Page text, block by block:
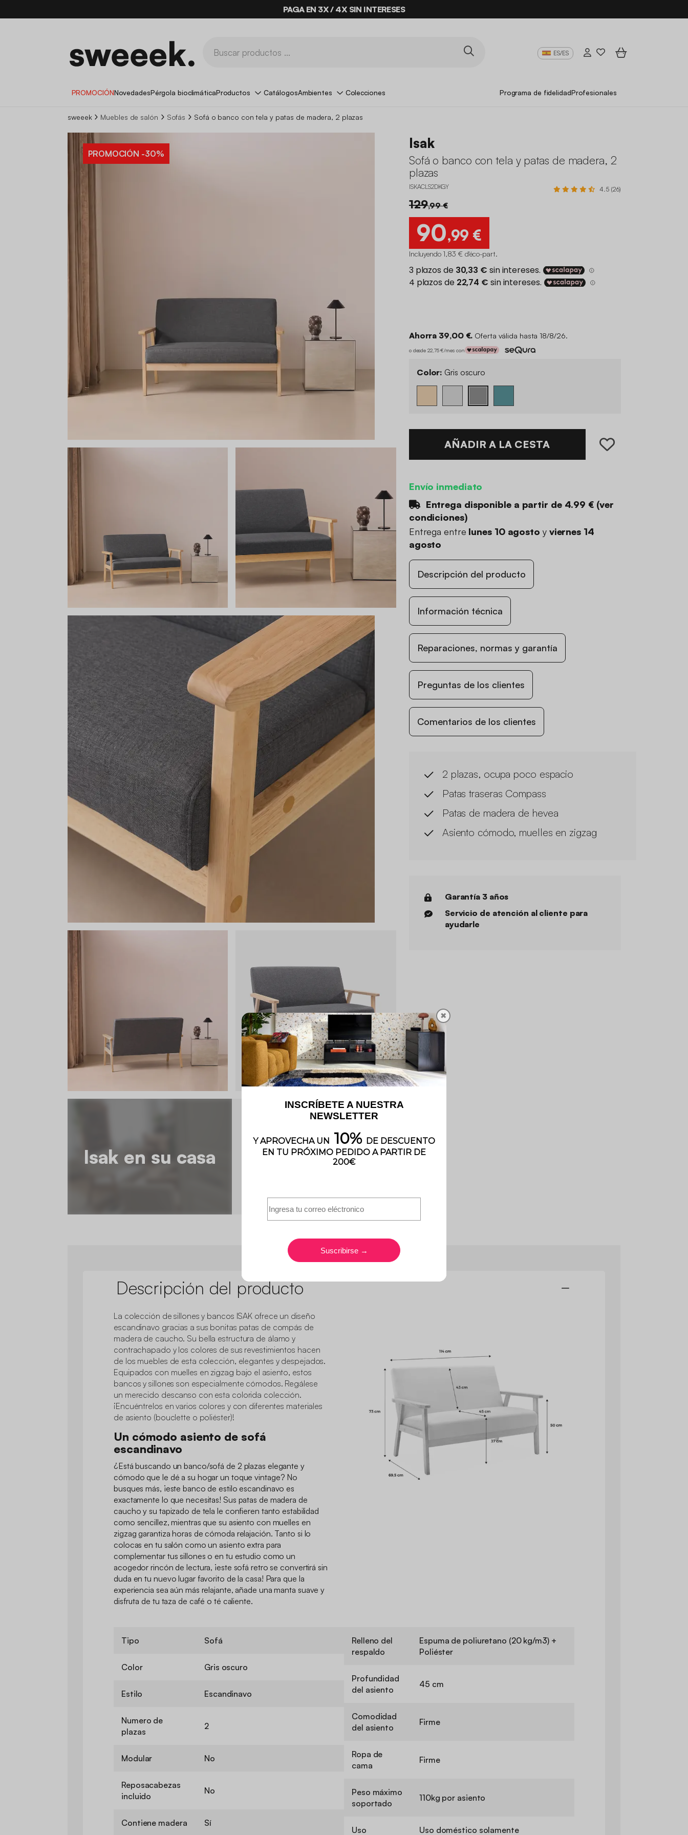
PAGA EN 3X / 4X SIN INTERESES
ES/ES
PROMOCIÓNNovedadesPérgola bioclimáticaProductos CatálogosAmbientes Colecciones Programa de fidelidadProfesionales
sweeek Muebles de salón Sofás Sofá o banco con tela y patas de madera, 2 plazas
PROMOCIÓN -30%
Isak en su casa Vea 1 de fotos de clientes
Isak
Sofá o banco con tela y patas de madera, 2
plazas
ISKACLS2DKGY 4.5 (26)
129,99 €
90,99 €
Incluyendo 1,83 € d'éco-part.
Ahorra 39,00 €. Oferta válida hasta 18/8/26.
o desde 22,75 €/mes con
Color: Gris oscuro
AÑADIR A LA CESTA
Envío inmediato
Entrega disponible a partir de 4.99 € (ver
condiciones)
Entrega entre lunes 10 agosto y viernes 14
agosto
Descripción del producto
Información técnica
Reparaciones, normas y garantía
Preguntas de los clientes
Comentarios de los clientes
2 plazas, ocupa poco espacio
Patas traseras Compass
Patas de madera de hevea
Asiento cómodo, muelles en zigzag
Garantía 3 años
Servicio de atención al cliente para
ayudarle
Descripción del producto
La colección de sillones y bancos ISAK ofrece un diseño
escandinavo gracias a sus bonitas patas de compás de
madera de caucho. Su bella estructura de álamo y
contrachapado y los colores de sus revestimientos hacen
de los muebles de esta colección, elegantes y despejados.
Equipados con muelles en zigzag bajo el asiento, estos
bancos y sillones son especialmente cómodos. Regálese
un merecido descanso con esta colorida colección.
¡Encuéntrelos en varios colores y con diferentes materiales
de asiento (bouclette o poliéster)!
Un cómodo asiento de sofá
escandinavo
¿Está buscando un banco/sofá de 2 plazas elegante y
cómodo que le dé a su hogar un toque vintage? No
busques más, ¡este banco de estilo escandinavo es
exactamente lo que necesitas! Sus patas de madera de
caucho y su tapizado de tela le confieren tanto estabilidad
como sencillez, mientras que su asiento con muelles en
zigzag garantiza horas de cómoda relajación. Tanto si lo
colocas en tu salón como un asiento extra para
complementar tus sillones o en tu estudio como un
acogedor rincón de lectura, ¡este sofá retro se convertirá sin
duda en tu nuevo lugar favorito de la casa! Para que la
experiencia sea aún más relajante, añade una manta suave y
disfruta de tu taza de café o té caliente.
Tipo Sofá
Color Gris oscuro
Estilo Escandinavo
Numero de
plazas
2
Modular No
Reposacabezas
incluido
No
Contiene madera Sí
Relleno del
respaldo
Espuma de poliuretano (20 kg/m3) +
Poliéster
Profundidad
del asiento
45 cm
Comodidad
del asiento
Firme
Ropa de
cama
Firme
Peso máximo
soportado
110kg por asiento
Uso Uso doméstico solamente
✖